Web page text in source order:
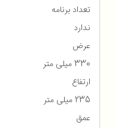
تعداد برنامه
ندارد
عرض
330 میلی متر
ارتفاع
235 میلی متر
عمق